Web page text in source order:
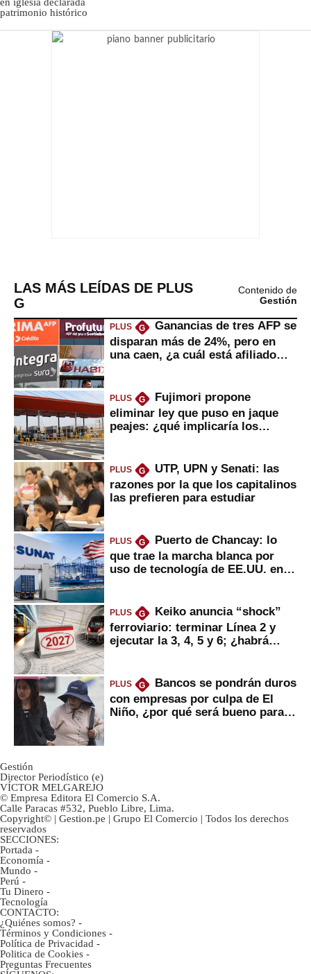
LAS MÁS LEÍDAS DE PLUS
G
Contenido de
Gestión
PLUS G
Ganancias de tres AFP se
disparan más de 24%, pero en
una caen, ¿a cuál está afiliado
PLUS G
Fujimori propone
eliminar ley que puso en jaque
peajes: ¿qué implicaría los
PLUS G
UTP, UPN y Senati: las
razones por la que los capitalinos
las prefieren para estudiar
PLUS G
Puerto de Chancay: lo
que trae la marcha blanca por
uso de tecnología de EE.UU. en
PLUS G
Keiko anuncia “shock”
ferroviario: terminar Línea 2 y
ejecutar la 3, 4, 5 y 6; ¿habrá
PLUS G
Bancos se pondrán duros
con empresas por culpa de El
Niño, ¿por qué será bueno para
Gestión
Director Periodístico (e)
VÍCTOR MELGAREJO
© Empresa Editora El Comercio S.A.
Calle Paracas #532, Pueblo Libre, Lima.
Copyright© | Gestion.pe | Grupo El Comercio | Todos los derechos
reservados
SECCIONES:
Portada -
Economía -
Mundo -
Perú -
Tu Dinero -
Tecnología
CONTACTO:
¿Quiénes somos? -
Términos y Condiciones -
Política de Privacidad -
Politica de Cookies -
Preguntas Frecuentes